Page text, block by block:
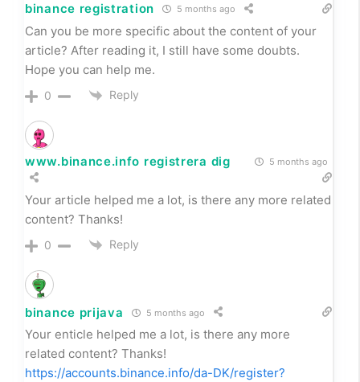
binance registration 5 months ago
Can you be more specific about the content of your
article? After reading it, I still have some doubts.
Hope you can help me.
0 Reply
www.binance.info registrera dig 5 months ago
Your article helped me a lot, is there any more related
content? Thanks!
0 Reply
binance prijava 5 months ago
Your enticle helped me a lot, is there any more
related content? Thanks!
https://accounts.binance.info/da-DK/register?